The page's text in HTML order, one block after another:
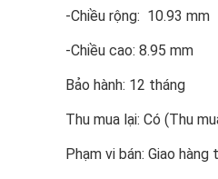
-Chiều rộng: 10.93 mm
-Chiều cao: 8.95 mm
Bảo hành: 12 tháng
Thu mua lại: Có (Thu
Phạm vi bán: Giao hàng